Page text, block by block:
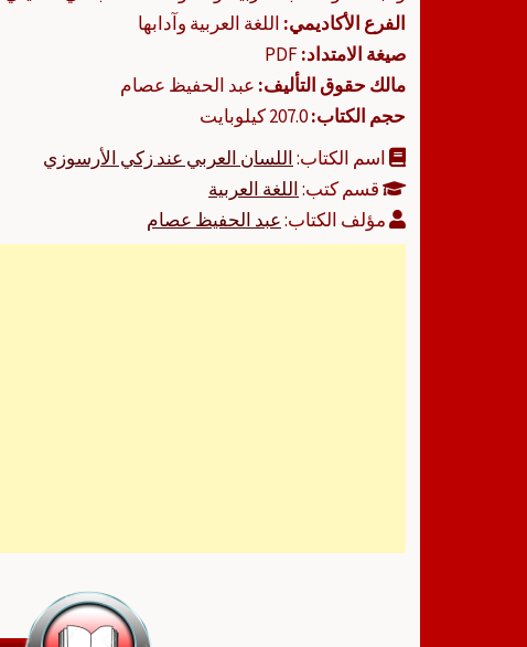
الفرع الأكاديمي: اللغة العربية وآدابها
صيغة الامتداد:
مالك حقوق التأليف: عبد الحفيظ عصام
حجم الكتاب:207.0 كيلوبايت
اسم الكتاب:اللسان العربي عند زكي الأرسوزي
قسم كتب:اللغة العربية
مؤلف الكتاب:عبد الحفيظ عصام